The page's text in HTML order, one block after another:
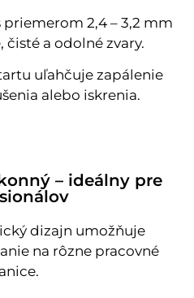
2,4 – 3,2 mm
čisté a odolné zvary.
uľahčuje zapálenie
alebo iskrenia.
– ideálny pre
dizajn umožňuje
na rôzne pracovné